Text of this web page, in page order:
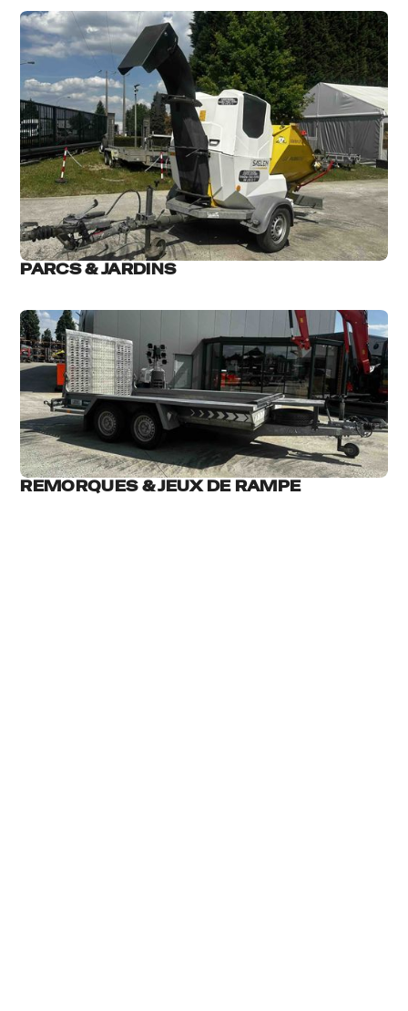
PARCS & JARDINS
REMORQUES & JEUX DE RAMPE